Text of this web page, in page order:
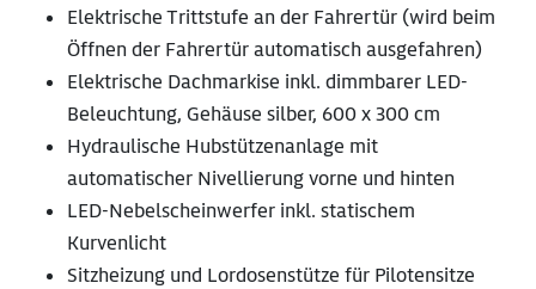
Elektrische Trittstufe an der Fahrertür (wird beim
Öffnen der Fahrertür automatisch ausgefahren)
Elektrische Dachmarkise inkl. dimmbarer LED-
Beleuchtung, Gehäuse silber, 600 x 300 cm
Hydraulische Hubstützenanlage mit
automatischer Nivellierung vorne und hinten
LED-Nebelscheinwerfer inkl. statischem
Kurvenlicht
Sitzheizung und Lordosenstütze für Pilotensitze